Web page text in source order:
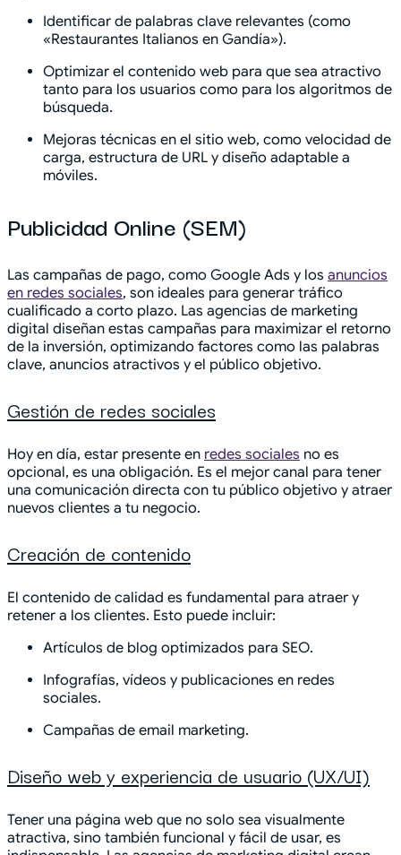
Identificar de palabras clave relevantes (como
«Restaurantes Italianos en Gandía»).
Optimizar el contenido web para que sea atractivo
tanto para los usuarios como para los algoritmos de
búsqueda.
Mejoras técnicas en el sitio web, como velocidad de
carga, estructura de URL y diseño adaptable a
móviles.
Publicidad Online (SEM)
Las campañas de pago, como Google Ads y los anuncios
en redes sociales, son ideales para generar tráfico
cualificado a corto plazo. Las agencias de marketing
digital diseñan estas campañas para maximizar el retorno
de la inversión, optimizando factores como las palabras
clave, anuncios atractivos y el público objetivo.
Gestión de redes sociales
Hoy en día, estar presente en redes sociales no es
opcional, es una obligación. Es el mejor canal para tener
una comunicación directa con tu público objetivo y atraer
nuevos clientes a tu negocio.
Creación de contenido
El contenido de calidad es fundamental para atraer y
retener a los clientes. Esto puede incluir:
Artículos de blog optimizados para SEO.
Infografías, vídeos y publicaciones en redes
sociales.
Campañas de email marketing.
Diseño web y experiencia de usuario (UX/UI)
Tener una página web que no solo sea visualmente
atractiva, sino también funcional y fácil de usar, es